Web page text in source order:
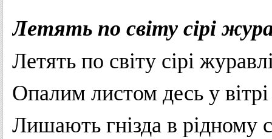
Летятьпо світусірі
Летятьпо світу сірі
Опалим листом десьувітрі
Лишаютьгніздав рідному